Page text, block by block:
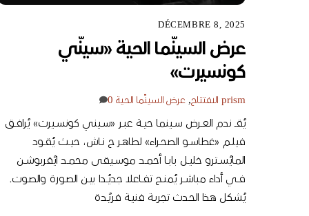
DÉCEMBRE 8, 2025
عرض السينّما الحية «سينّي
كونسيرت»
prism الافتتاح,عرض السينّما الحية 0
يُقــ ندم العــرض ســينما حيــة عبــر «ســيني كونســيرت» يُرافــق
فيلــم «غطاســو الصحــراء» لطاهــر ح نــاش، حيــث يُقــود
المايُســترو خليــل بابــا أحمــد موســيقى محمــد ايُقربوشــن
فــي أداء مباشــر يُمنــح تفــاعلا جديُــدا بيــن الصـورة والصـوت.
يُشـكل هـذا الحـدث تجربـة فنيـة فريُـدة